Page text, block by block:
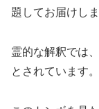
題してお届けしま
霊的な解釈では
とされています。